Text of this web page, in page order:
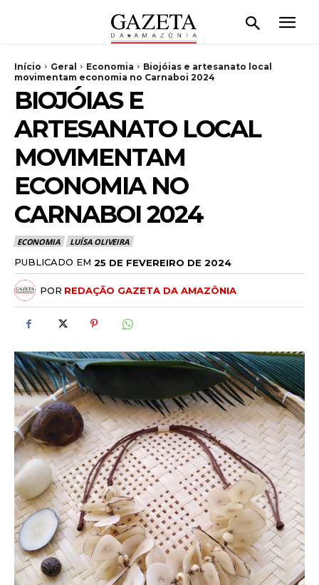
Início Geral Economia
Biojóias e artesanato local
movimentam economia no Carnaboi 2024
BIOJÓIAS E
ARTESANATO LOCAL
MOVIMENTAM
ECONOMIA NO
CARNABOI 2024
ECONOMIA LUÍSA OLIVEIRA
PUBLICADO EM 25 DE FEVEREIRO DE 2024
POR REDAÇÃO GAZETA DA AMAZÔNIA